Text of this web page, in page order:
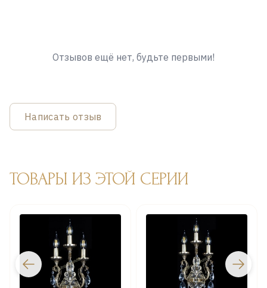
Отзывов ещё нет, будьте первыми!
Написать отзыв
ТОВАРЫ ИЗ ЭТОЙ СЕРИИ